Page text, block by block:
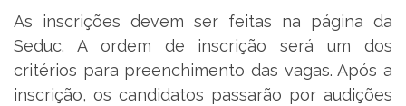
As inscrições devem ser feitas na página da
Seduc. A ordem de inscrição será um dos
critérios para preenchimento das vagas. Após a
inscrição, os candidatos passarão por audições